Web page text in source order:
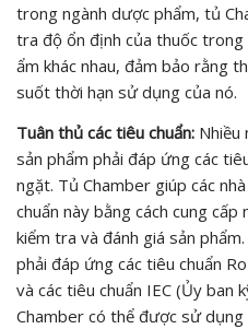
trong ngành dược phẩm, tủ
tra độ ổn định của thuốc trong
ẩm khác nhau, đảm bảo rằng
suốt thời hạn sử dụng của nó.
Tuân thủ các tiêu chuẩn: Nhiều
sản phẩm phải đáp ứng các
ngặt. Tủ Chamber giúp các
chuẩn này bằng cách cung
kiểm tra và đánh giá sản
phải đáp ứng các tiêu chuẩn
và các tiêu chuẩn IEC (Ủy ban
Chamber có thể được sử